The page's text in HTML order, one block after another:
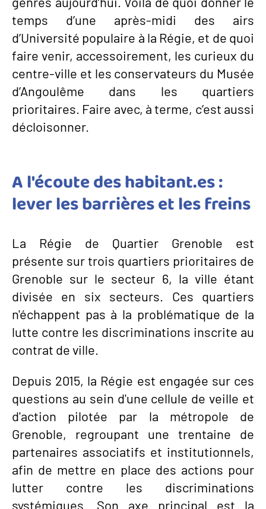
temps d’une après-midi des airs
d’Université populaire à la Régie, et de quoi
faire venir, accessoirement, les curieux du
centre-ville et les conservateurs du Musée
d’Angoulême dans les quartiers
prioritaires. Faire avec, à terme, c’est aussi
décloisonner.
A l'écoute des habitant.es :
lever les barrières et les freins
La Régie de Quartier Grenoble est
présente sur trois quartiers prioritaires de
Grenoble sur le secteur 6, la ville étant
divisée en six secteurs. Ces quartiers
n'échappent pas à la problématique de la
lutte contre les discriminations inscrite au
contrat de ville.
Depuis 2015, la Régie est engagée sur ces
questions au sein d'une cellule de veille et
d'action pilotée par la métropole de
Grenoble, regroupant une trentaine de
partenaires associatifs et institutionnels,
afin de mettre en place des actions pour
lutter contre les discriminations
systémiques. Son axe principal est la